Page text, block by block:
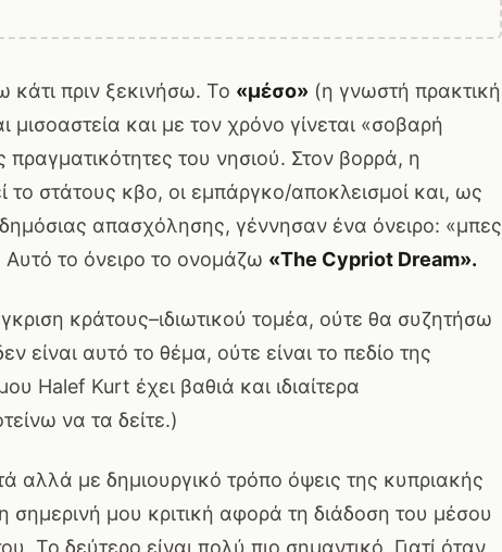
πριν ξεκινήσω. Το «μέσο» (η γνωστή πρακτική
και με τον χρόνο γίνεται «σοβαρή
πραγματικότητες του νησιού. Στον βορρά, η
το στάτους κβο, οι εμπάργκο/αποκλεισμοί και, ως
απασχόλησης, γέννησαν ένα όνειρο: «μπες
το όνειρο το ονομάζω «The Cypriot Dream».
κράτους–ιδιωτικού τομέα, ούτε θα συζητήσω
είναι αυτό το θέμα, ούτε είναι το πεδίο της
Halef Kurt έχει βαθιά και ιδιαίτερα
να τα δείτε.)
αλλά με δημιουργικό τρόπο όψεις της κυπριακής
μου κριτική αφορά τη διάδοση του μέσου
Το δεύτερο είναι πολύ πιο σημαντικό. Γιατί όταν